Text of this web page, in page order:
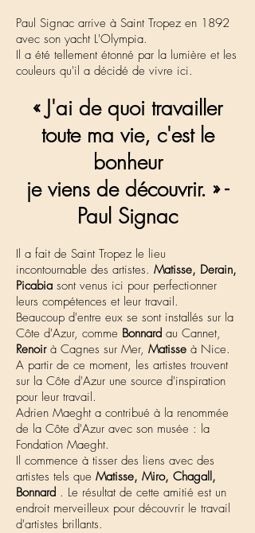
Paul Signac arrive à Saint Tropez en 1892
avec son yacht L'Olympia.
Il a été tellement étonné par la lumière et les
couleurs qu'il a décidé de vivre ici.
« J'ai de quoi travailler
toute ma vie, c'est le
bonheur
je viens de découvrir. » -
Paul Signac
Il a fait de Saint Tropez le lieu
incontournable des artistes. Matisse, Derain,
Picabia sont venus ici pour perfectionner
leurs compétences et leur travail.
Beaucoup d'entre eux se sont installés sur la
Côte d'Azur, comme Bonnard au Cannet,
Renoirà Cagnes sur Mer, Matisse à Nice.
A partir de ce moment, les artistes trouvent
sur la Côte d'Azur une source d'inspiration
pour leur travail.
Adrien Maeght a contribué à la renommée
de la Côte d'Azur avec son musée : la
Fondation Maeght.
Il commence à tisser des liens avec des
artistes tels que Matisse, Miro, Chagall,
Bonnard . Le résultat de cette amitié est un
endroit merveilleux pour découvrir le travail
d'artistes brillants.